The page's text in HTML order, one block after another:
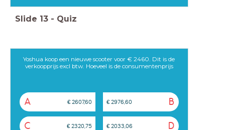
Slide 13 - Quiz
Yoshua koop een nieuwe scooter voor € 2460. Dit is de
verkoopprijs excl btw. Hoeveel is de consumentenprijs
A € 2607,60 B
€ 2976,60
C € 2320,75 D
€ 2033,06